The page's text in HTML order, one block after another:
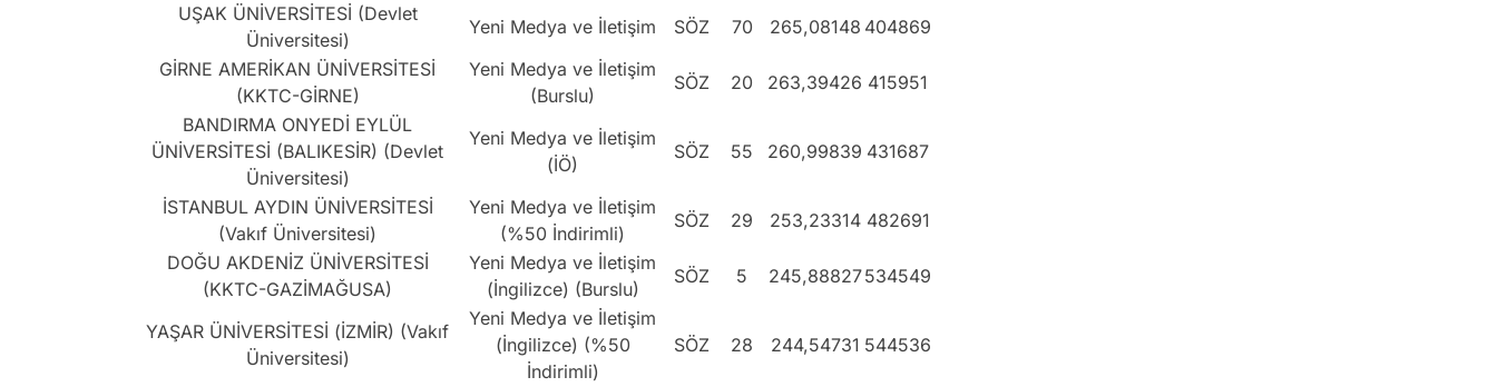
UŞAK ÜNİVERSİTESİ (Devlet
Üniversitesi)
Yeni Medya ve İletişim SÖZ 70 265,08148 404869
GİRNE AMERİKAN ÜNİVERSİTESİ
(KKTC-GİRNE)
Yeni Medya ve İletişim
(Burslu)
SÖZ 20 263,39426 415951
BANDIRMA ONYEDİ EYLÜL
ÜNİVERSİTESİ (BALIKESİR) (Devlet
Üniversitesi)
Yeni Medya ve İletişim
(İÖ)
SÖZ 55 260,99839 431687
İSTANBUL AYDIN ÜNİVERSİTESİ
(Vakıf Üniversitesi)
Yeni Medya ve İletişim
(%50 İndirimli)
SÖZ 29 253,23314 482691
DOĞU AKDENİZ ÜNİVERSİTESİ
(KKTC-GAZİMAĞUSA)
Yeni Medya ve İletişim
(İngilizce) (Burslu)
SÖZ 5 245,88827534549
YAŞAR ÜNİVERSİTESİ (İZMİR) (Vakıf
Üniversitesi)
Yeni Medya ve İletişim
(İngilizce) (%50
İndirimli)
SÖZ 28 244,54731 544536